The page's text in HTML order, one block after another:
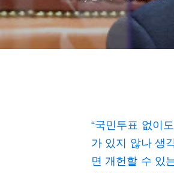
“국민투표 없이
가 있지 않나 생
면 개헌할 수 있